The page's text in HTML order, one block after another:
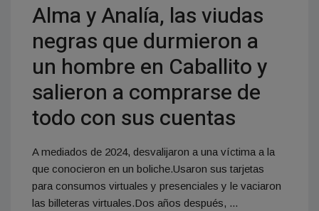
Alma y Analía, las viudas
negras que durmieron a
un hombre en Caballito y
salieron a comprarse de
todo con sus cuentas
A mediados de 2024, desvalijaron a una víctima a la
que conocieron en un boliche.Usaron sus tarjetas
para consumos virtuales y presenciales y le vaciaron
las billeteras virtuales.Dos años después, ...